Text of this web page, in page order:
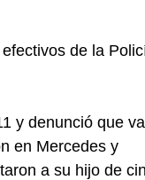
de la
y denunció que
en Mercedes y
a su hijo de